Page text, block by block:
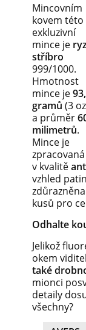
Mincovním
kovem této
exkluzivní
mince je
stříbro
999/1000.
Hmotnost
mince je
gramů (3
a průměr
milimetrů.
Mince je
zpracovaná
v kvalitě
vzhled
kusů pro
Odhalte
Jelikož
okem
také
mionci
detaily
všechny?